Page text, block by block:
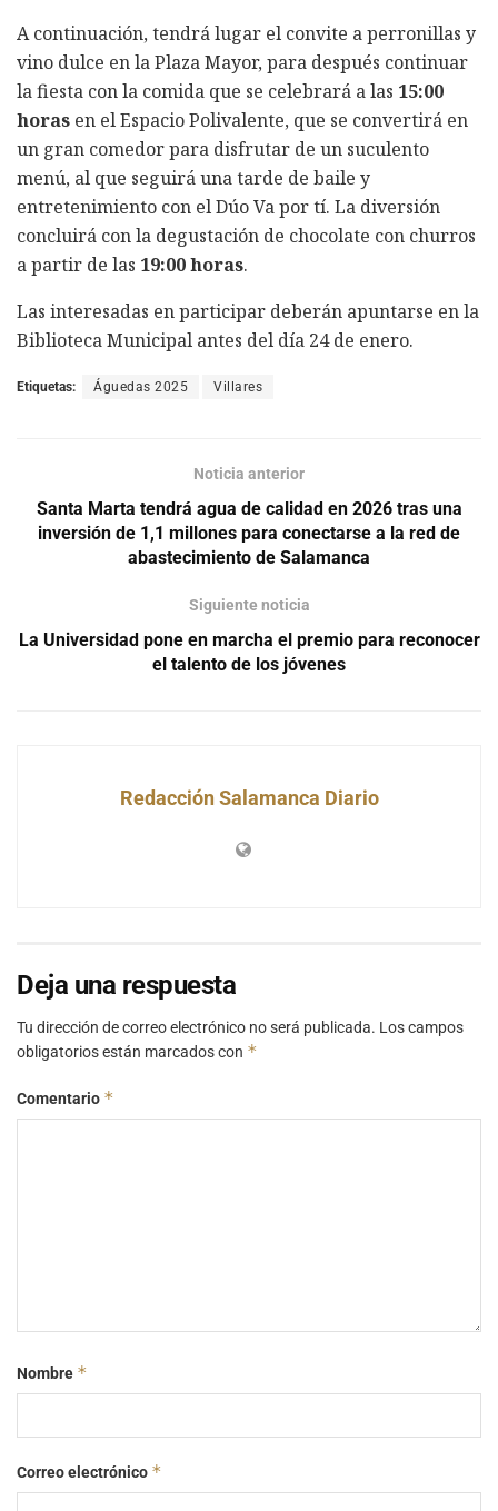
A continuación, tendrá lugar el convite a perronillas y
vino dulce en la Plaza Mayor, para después continuar
la fiesta con la comida que se celebrará a las 15:00
horas en el Espacio Polivalente, que se convertirá en
un gran comedor para disfrutar de un suculento
menú, al que seguirá una tarde de baile y
entretenimiento con el Dúo Va por tí. La diversión
concluirá con la degustación de chocolate con churros
a partir de las 19:00 horas.
Las interesadas en participar deberán apuntarse en la
Biblioteca Municipal antes del día 24 de enero.
Etiquetas: Águedas 2025 Villares
Noticia anterior
Santa Marta tendrá agua de calidad en 2026 tras una
inversión de 1,1 millones para conectarse a la red de
abastecimiento de Salamanca
Siguiente noticia
La Universidad pone en marcha el premio para reconocer
el talento de los jóvenes
Redacción Salamanca Diario
Deja una respuesta
Tu dirección de correo electrónico no será publicada. Los campos
obligatorios están marcados con *
Comentario *
Nombre *
Correo electrónico *